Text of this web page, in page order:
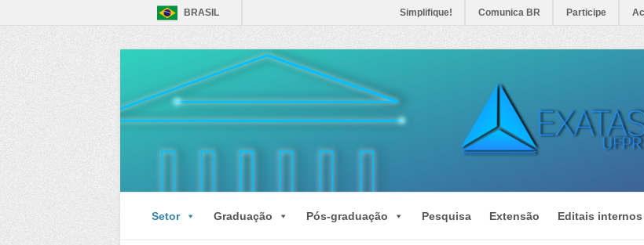
BRASIL Simplifique! Comunica BR Participe
Setor Graduação Pós-graduação Pesquisa Extensão Editais internos